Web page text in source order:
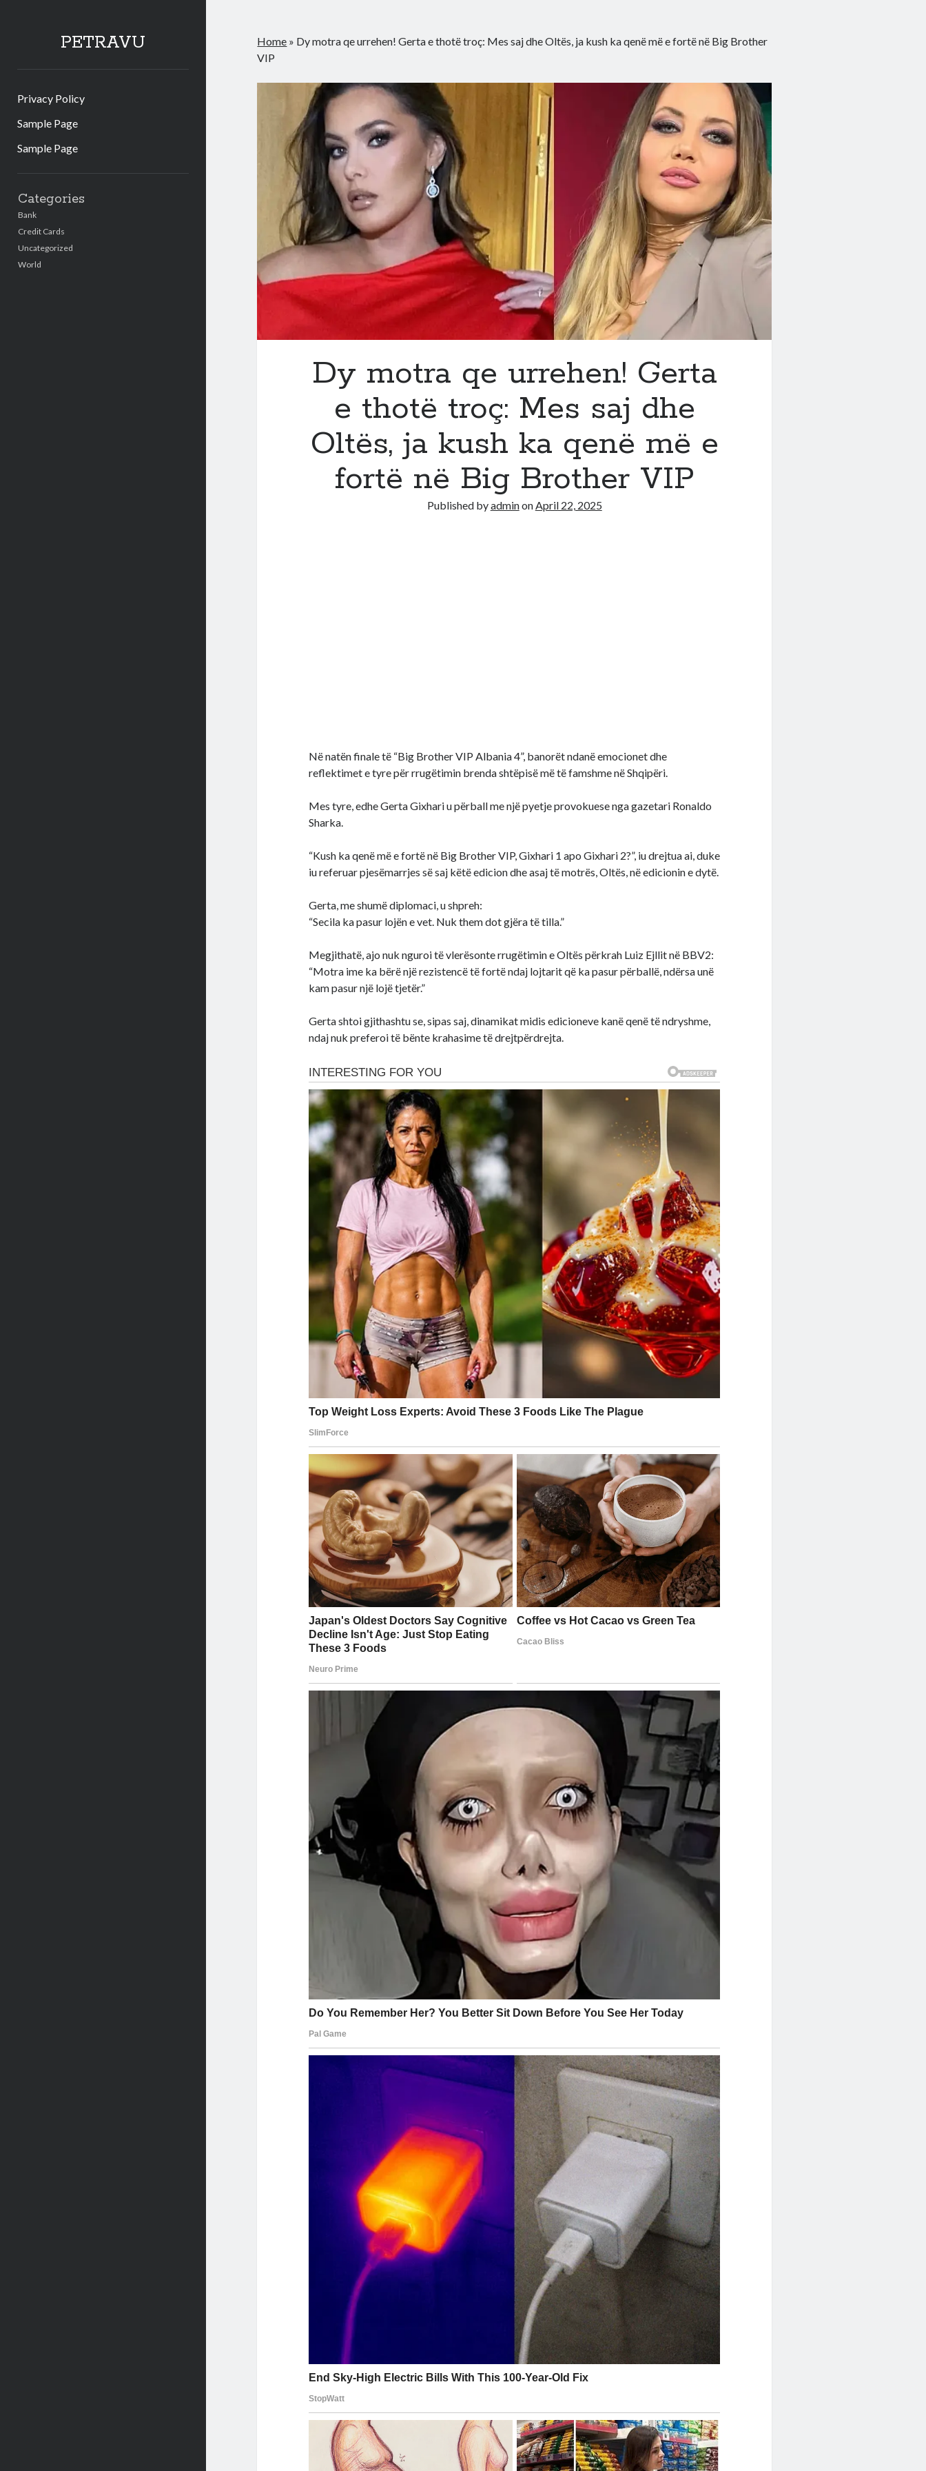
PETRAVU
Privacy Policy
Sample Page
Sample Page
Categories
Bank
Credit Cards
Uncategorized
World
Home » Dy motra qe urrehen! Gerta e thotë troç: Mes saj dhe Oltës, ja kush ka qenë më e fortë në Big Brother
VIP
Dy motra qe urrehen! Gerta
e thotë troç: Mes saj dhe
Oltës, ja kush ka qenë më e
fortë në Big Brother VIP
Published byadminonApril 22, 2025
Në natën finale të “Big Brother VIP Albania 4”, banorët ndanë emocionet dhe
reflektimet e tyre për rrugëtimin brenda shtëpisë më të famshme në Shqipëri.
Mes tyre, edhe Gerta Gixhari u përball me një pyetje provokuese nga gazetari Ronaldo
Sharka.
“Kush ka qenë më e fortë në Big Brother VIP, Gixhari 1 apo Gixhari 2?”, iu drejtua ai, duke
iu referuar pjesëmarrjes së saj këtë edicion dhe asaj të motrës, Oltës, në edicionin e dytë.
Gerta, me shumë diplomaci, u shpreh:
“Secila ka pasur lojën e vet. Nuk them dot gjëra të tilla.”
Megjithatë, ajo nuk nguroi të vlerësonte rrugëtimin e Oltës përkrah Luiz Ejllit në BBV2:
“Motra ime ka bërë një rezistencë të fortë ndaj lojtarit që ka pasur përballë, ndërsa unë
kam pasur një lojë tjetër.”
Gerta shtoi gjithashtu se, sipas saj, dinamikat midis edicioneve kanë qenë të ndryshme,
ndaj nuk preferoi të bënte krahasime të drejtpërdrejta.